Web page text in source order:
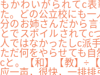
もかわいがられてc
た。どの公立校にも
分のお姉さんだから
とでスボイルされてc
人ではなかったしc派
ただ何をやらせても
cと。【和】【教】÷
应一声，很快，一排